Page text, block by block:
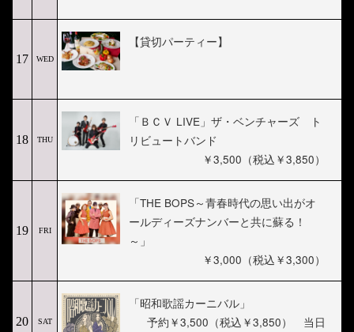
17 WED
【貸切パーティー】
18 THU
「ＢＣＶ LIVE」ザ・ベンチャーズ ト
リビュートバンド
￥3,500（税込￥3,850）
19 FRI
「THE BOPS～青春時代の思い出がオ
ールディーズナンバーと共に蘇る！
～」
￥3,000（税込￥3,300）
20 SAT
「昭和歌謡カーニバル」
予約￥3,500（税込￥3,850） 当日